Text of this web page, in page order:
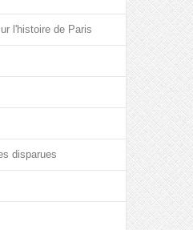
l'histoire de Paris
disparues